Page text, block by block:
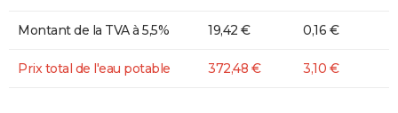
Montant de la TVA à 5,5% 19,42 € 0,16 €
Prix total de l'eau potable 372,48 € 3,10 €